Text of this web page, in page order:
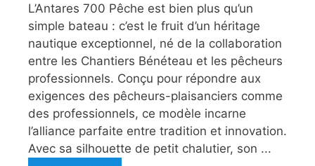
L’Antares 700 Pêche est bien plus qu’un
simple bateau : c’est le fruit d’un héritage
nautique exceptionnel, né de la collaboration
entre les Chantiers Bénéteau et les pêcheurs
professionnels. Conçu pour répondre aux
exigences des pêcheurs-plaisanciers comme
des professionnels, ce modèle incarne
l’alliance parfaite entre tradition et innovation.
Avec sa silhouette de petit chalutier, son ...